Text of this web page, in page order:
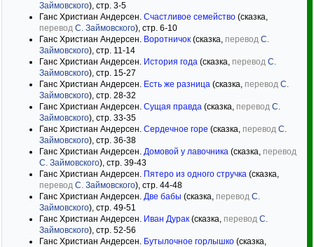
Займовского), стр. 3-5
Ганс Христиан Андерсен. Счастливое семейство (сказка,
перевод С. Займовского), стр. 6-10
Ганс Христиан Андерсен. Воротничок (сказка, перевод С.
Займовского), стр. 11-14
Ганс Христиан Андерсен. История года (сказка, перевод С.
Займовского), стр. 15-27
Ганс Христиан Андерсен. Есть же разница (сказка, перевод С.
Займовского), стр. 28-32
Ганс Христиан Андерсен. Сущая правда (сказка, перевод С.
Займовского), стр. 33-35
Ганс Христиан Андерсен. Сердечное горе (сказка, перевод С.
Займовского), стр. 36-38
Ганс Христиан Андерсен. Домовой у лавочника (сказка, перевод
С. Займовского), стр. 39-43
Ганс Христиан Андерсен. Пятеро из одного стручка (сказка,
перевод С. Займовского), стр. 44-48
Ганс Христиан Андерсен. Две бабы (сказка, перевод С.
Займовского), стр. 49-51
Ганс Христиан Андерсен. Иван Дурак (сказка, перевод С.
Займовского), стр. 52-56
Ганс Христиан Андерсен. Бутылочное горлышко (сказка,